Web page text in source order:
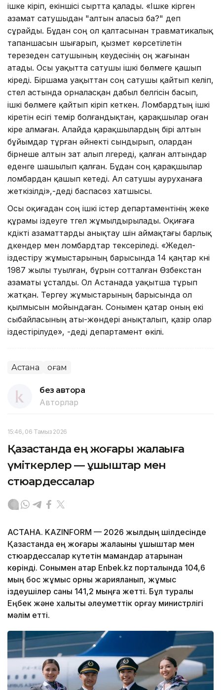
ішке кіріп, екіншісі сыртта қалады. «Ішке кірген
азамат сатушыдан "алтын аласыз ба?" деп
сұрайды. Бұдан соң ол қалтасынан травматикалық
тапаншасын шығарып, қызмет көрсетілетін
терезеден сатушының кеудесінің оң жағынан
атады. Осы уақытта сатушы ішкі бөлмеге қашып
кіреді. Біршама уақыттан соң сатушы қайтып келіп,
үстел астында орналасқан дабыл белгісін басып,
ішкі бөлмеге қайтып кіріп кеткен. Ломбардтың ішкі
кіретін есігі темір болғандықтан, қарақшылар оған
кіре алмаған. Алайда қарақшылардың бірі алтын
бұйымдар тұрған әйнекті сындырып, олардан
бірнеше алтын зат алып үлгереді, қалған алтындар
еденге шашылып қалған. Бұдан соң қарақшылар
ломбардан қашып кетеді. Ал сатушы ауруханаға
жеткізілді»,-деді баспасөз хатшысы.
Осы оқиғадан соң ішкі істер департаментінің жеке
құрамы іздеуге түгел жұмылдырылады. Оқиғаға
күдікті азаматтарды анықтау үшін аймақтағы барлық
дүкендер мен ломбардтар тексеріледі. «Жедел-
іздестіру жұмыстарының барысында 14 қаңтар күні
1987 жылы туылған, бұрын сотталған Өзбекстан
азаматы ұсталды. Ол Астанада уақытша тұрып
жатқан. Тергеу жұмыстарының барысында ол
қылмысын мойындаған. Сонымен қатар оның екі
сыбайласының аты-жөндері анықталып, қазір олар
іздестірілуде», -деді департамент өкілі.
Астана Қоғам
без автора
Авторлар
15:46, 06 Тамыз 2026
Қазақстанда ең жоғары жалақыға
үміткерлер — ұшқыштар мен
стюардессалар
АСТАНА. KAZINFORM — 2026 жылдың шілдесінде
Қазақстанда ең жоғары жалақыны ұшқыштар мен
стюардессалар күтетін мамандар қатарынан
көрінді. Сонымен қатар Enbek.kz порталында 104,6
мың бос жұмыс орны жарияланып, жұмыс
іздеушілер саны 141,2 мыңға жетті. Бұл туралы
Еңбек және халықты әлеуметтік қорғау министрлігі
мәлім етті.